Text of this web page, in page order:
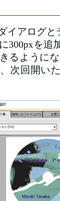
イアログ
300pxを
るように
次回開い